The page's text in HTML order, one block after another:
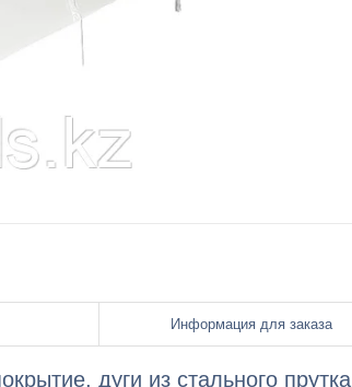
Информация для заказа
дуги из стального прутка